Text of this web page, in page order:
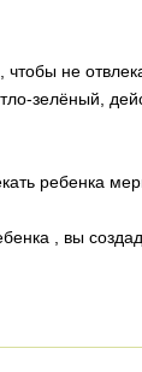
не
зелёный,
ребенка
, вы